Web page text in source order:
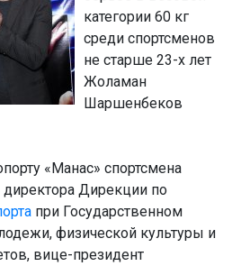
категории 60 кг
среди спортсменов
не старше 23-х лет
Жоламан
Шаршенбеков
«Манас» спортсмена
директора Дирекции по
при Государственном
физической культуры и
вице-президент